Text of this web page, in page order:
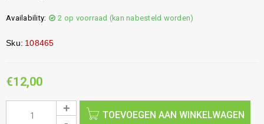
Availability: 2 op voorraad (kan nabesteld worden)
Sku: 108465
€12,00
TOEVOEGEN AAN WINKELWAGEN